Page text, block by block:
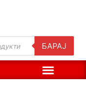
БАРАЈ